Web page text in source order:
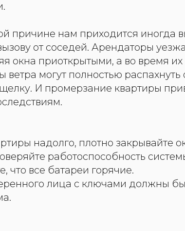
причине нам приходится иногда
от соседей. Арендаторы
окна приоткрытыми, а во время их
ветра могут полностью распахнуть
И промерзание квартиры
надолго, плотно закрывайте
работоспособность
что все батареи горячие.
лица с ключами должны